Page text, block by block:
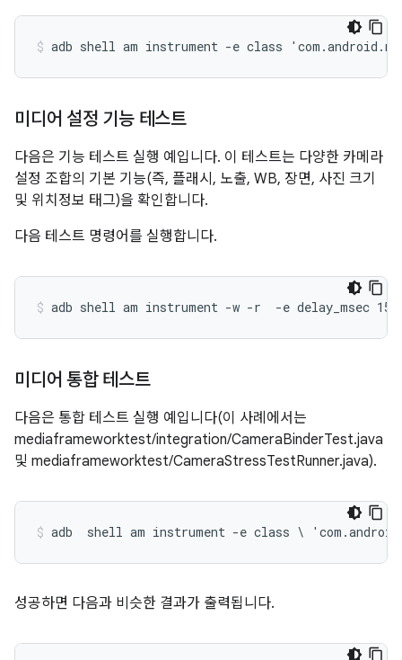
미디어 설정 기능 테스트
다음은 기능 테스트 실행 예입니다. 이 테스트는 다양한 카메라
설정 조합의 기본 기능(즉, 플래시, 노출, WB, 장면, 사진 크기
및 위치정보 태그)을 확인합니다.
다음 테스트 명령어를 실행합니다.
미디어 통합 테스트
다음은 통합 테스트 실행 예입니다(이 사례에서는
mediaframeworktest/integration/CameraBinderTest.java
및 mediaframeworktest/CameraStressTestRunner.java).
adb  shell am instrument -e class \
성공하면 다음과 비슷한 결과가 출력됩니다.